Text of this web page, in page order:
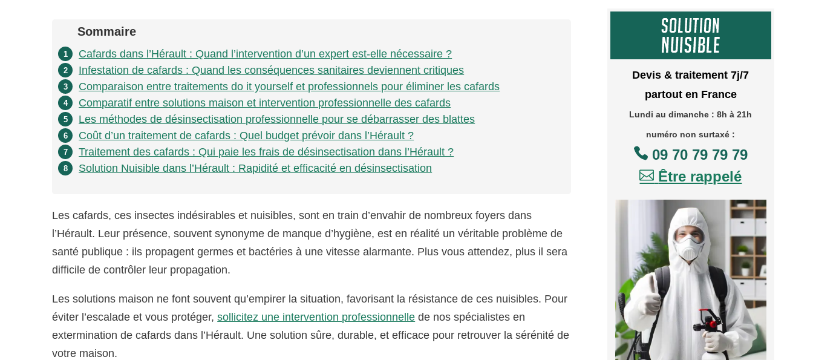
Sommaire
1 Cafards dans l’Hérault : Quand l’intervention d’un expert est-elle nécessaire ?
2 Infestation de cafards : Quand les conséquences sanitaires deviennent critiques
3 Comparaison entre traitements do it yourself et professionnels pour éliminer les cafards
4 Comparatif entre solutions maison et intervention professionnelle des cafards
5 Les méthodes de désinsectisation professionnelle pour se débarrasser des blattes
6 Coût d’un traitement de cafards : Quel budget prévoir dans l’Hérault ?
7 Traitement des cafards : Qui paie les frais de désinsectisation dans l’Hérault ?
8 Solution Nuisible dans l’Hérault : Rapidité et efficacité en désinsectisation
Les cafards, ces insectes indésirables et nuisibles, sont en train d’envahir de nombreux foyers dans
l’Hérault. Leur présence, souvent synonyme de manque d’hygiène, est en réalité un véritable problème de
santé publique : ils propagent germes et bactéries à une vitesse alarmante. Plus vous attendez, plus il sera
difficile de contrôler leur propagation.
Les solutions maison ne font souvent qu’empirer la situation, favorisant la résistance de ces nuisibles. Pour
éviter l’escalade et vous protéger,sollicitez une intervention professionnelle de nos spécialistes en
extermination de cafards dans l’Hérault. Une solution sûre, durable, et efficace pour retrouver la sérénité de
votre maison.
Devis & traitement 7j/7
partout en France
Lundi au dimanche : 8h à 21h
numéro non surtaxé :
 09 70 79 79 79
 Être rappelé